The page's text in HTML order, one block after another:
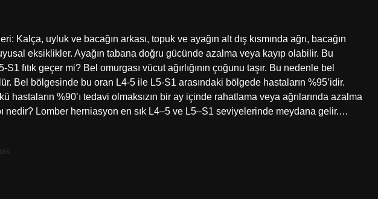
Kalça, uyluk ve bacağın arkası, topuk ve ayağın alt dış kısmında ağrı, bacağın
eksiklikler. Ayağın tabana doğru gücünde azalma veya kayıp olabilir. Bu
fıtık geçer mi? Bel omurgası vücut ağırlığının çoğunu taşır. Bu nedenle bel
Bel bölgesinde bu oran L4-5 ile L5-S1 arasındaki bölgede hastaların %95’idir.
hastaların %90’ı tedavi olmaksızın bir ay içinde rahatlama veya ağrılarında azalma
nedir? Lomber herniasyon en sık L4–5 ve L5–S1 seviyelerinde meydana gelir.…